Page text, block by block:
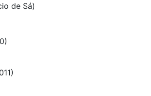
de Sá)